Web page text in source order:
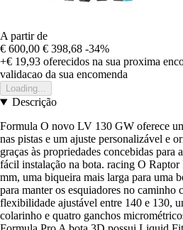
A partir de
€ 600,00 € 398,68 -34%
+€ 19,93 oferecidos na sua proxima
validacao da sua encomenda
Loading...
Descrição
Formula O novo LV 130 GW oferece
nas pistas e um ajuste personalizável e
graças às propriedades concebidas para
fácil instalação na bota. racing O
mm, uma biqueira mais larga para uma
para manter os esquiadores no caminho
flexibilidade ajustável entre 140 e 130,
colarinho e quatro ganchos